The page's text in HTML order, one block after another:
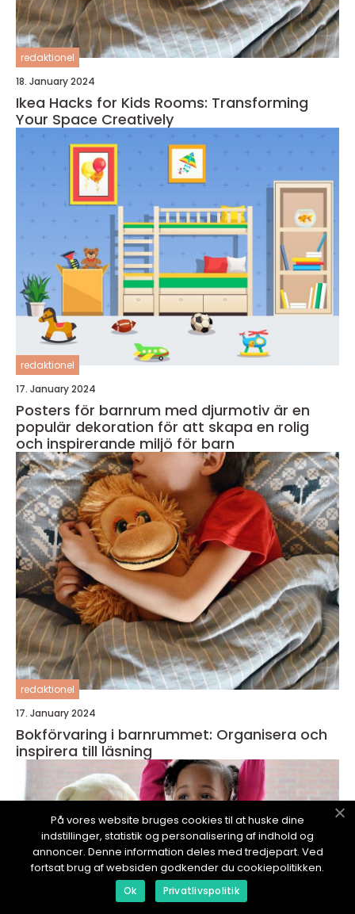
redaktionel
18. January 2024
Ikea Hacks for Kids Rooms: Transforming
Your Space Creatively
redaktionel
17. January 2024
Posters för barnrum med djurmotiv är en
populär dekoration för att skapa en rolig
och inspirerande miljö för barn
redaktionel
17. January 2024
Bokförvaring i barnrummet: Organisera och
inspirera till läsning
På vores website bruges cookies til at huske dine
indstillinger, statistik og personalisering af indhold og
annoncer. Denne information deles med tredjepart. Ved
fortsat brug af websiden godkender du cookiepolitikken.
Ok Privatlivspolitik